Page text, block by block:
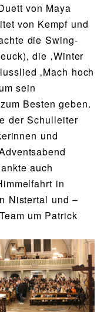
von Maya
von Kempf und
die Swing-
die ‚Winter
‚Mach hoch
sein
Besten geben.
der Schulleiter
und
auch
in
Nistertal und –
um Patrick